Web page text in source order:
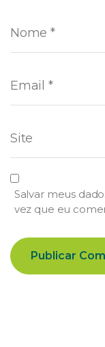
Salvar meus
vez que eu
Publicar